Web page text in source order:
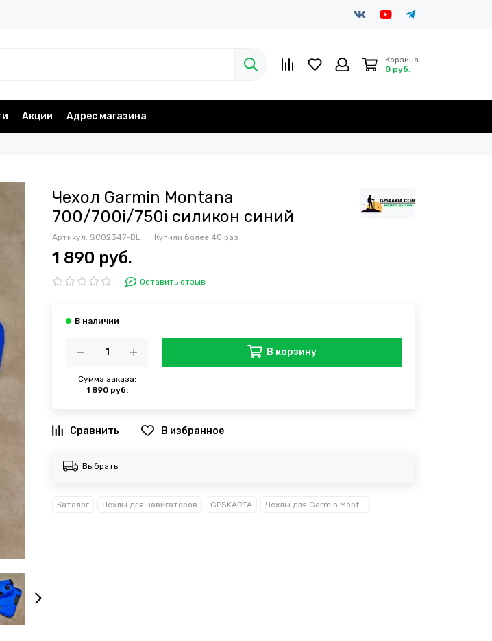
Корзина
0 руб.
Акции Адрес магазина
Чехол Garmin Montana
700/700i/750i силикон синий
Артикул: SC02347-BL Купили более 40 раз
1 890 руб.
Оставить отзыв
Сумма заказа:
1 890 руб.
В корзину
В избранное
Выбрать
Каталог Чехлы для навигаторов GPSKARTA Чехлы для Garmin Montana